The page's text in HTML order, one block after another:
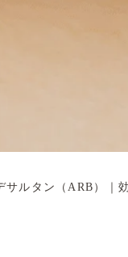
サルタン（ARB）｜